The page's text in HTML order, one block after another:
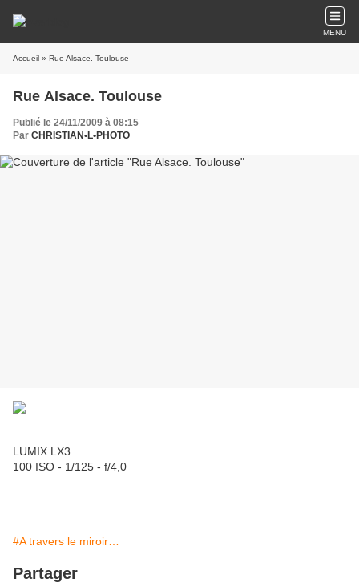
MENU
Accueil » Rue Alsace. Toulouse
Rue Alsace. Toulouse
Publié le 24/11/2009 à 08:15
Par CHRISTIAN•L•PHOTO
LUMIX LX3
100 ISO - 1/125 - f/4,0
#A travers le miroir…
Partager